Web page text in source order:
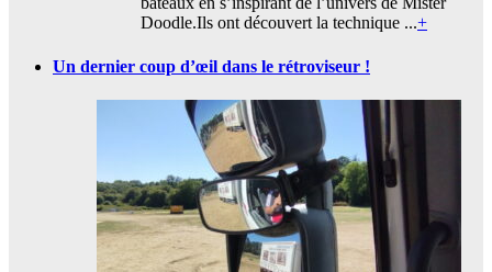
Doodle.Ils ont découvert la technique ...+
Un dernier coup d’œil dans le rétroviseur !